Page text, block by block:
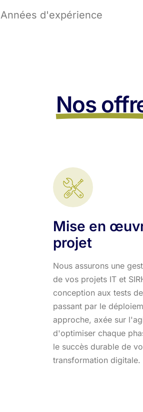
Années d'expérience
Nos
Mise en
projet
Nous assurons une
de vos projets IT et
conception aux tests
passant par le
approche, axée sur
d'optimiser chaque
le succès durable de
transformation digitale.